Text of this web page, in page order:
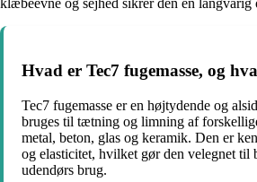
klæbeevne og sejhed sikrer den en
Hvad er Tec7 fugemasse, og
Tec7 fugemasse er en højtydende og
bruges til tætning og limning af
metal, beton, glas og keramik. Den er
og elasticitet, hvilket gør den velegnet til
udendørs brug.